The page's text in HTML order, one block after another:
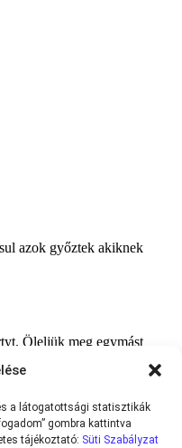
a látogatottsági statisztikák
gombra kattintva
tájékoztató: Süti Szabályzat